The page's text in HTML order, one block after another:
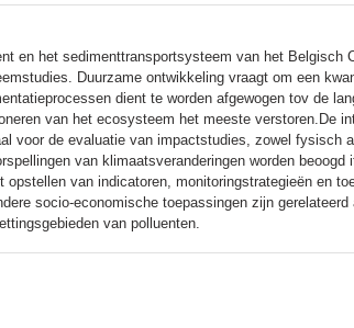
en het sedimenttransportsysteem van het
Duurzame ontwikkeling vraagt om een
dient te worden afgewogen tov de
van het ecosysteem het meeste verstoren.De
voor de evaluatie van impactstudies, zowel fysisch
van klimaatsveranderingen worden
van indicatoren, monitoringstrategieën en
socio-economische toepassingen zijn
van polluenten.